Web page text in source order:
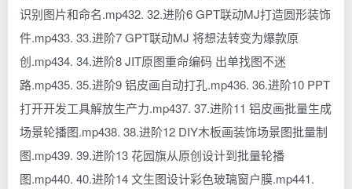
识别图片和命名.mp432. 32.进阶6 GPT联动MJ打造圆形装饰
件.mp433. 33.进阶7 GPT联动MJ 将想法转变为爆款原
创.mp434. 34.进阶8 JIT原图重命编码 出单找图不迷
路.mp435. 35.进阶9 铝皮画自动打孔.mp436. 36.进阶10 PPT
打开开发工具解放生产力.mp437. 37.进阶11 铝皮画批量生成
场景轮播图.mp438. 38.进阶12 DIY木板画装饰场景图批量制
图.mp439. 39.进阶13 花园旗从原创设计到批量轮播
图.mp440. 40.进阶14 文生图设计彩色玻璃窗户膜.mp441.